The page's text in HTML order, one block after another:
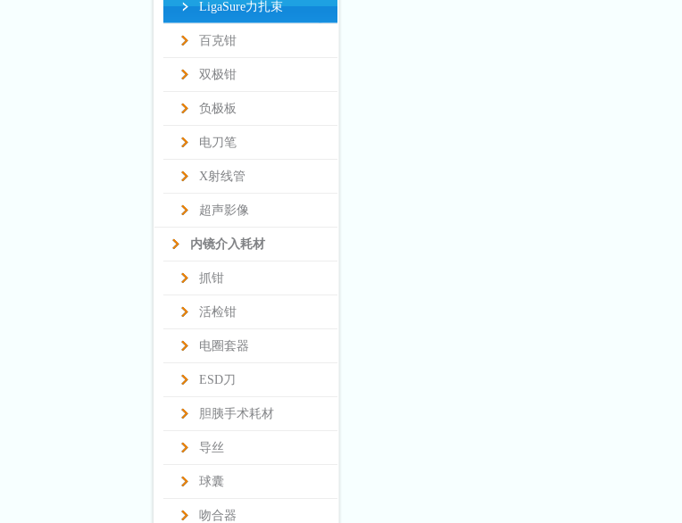
LigaSure力扎束
百克钳
双极钳
负极板
电刀笔
X射线管
超声影像
内镜介入耗材
抓钳
活检钳
电圈套器
ESD刀
胆胰手术耗材
导丝
球囊
吻合器